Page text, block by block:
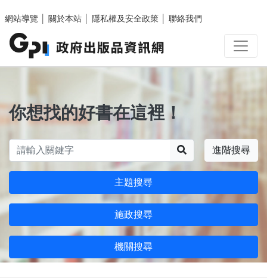
網站導覽
關於本站 隱私權及安全政策 聯絡我們
你想找的好書在這裡！
進階搜尋
主題搜尋
施政搜尋
機關搜尋